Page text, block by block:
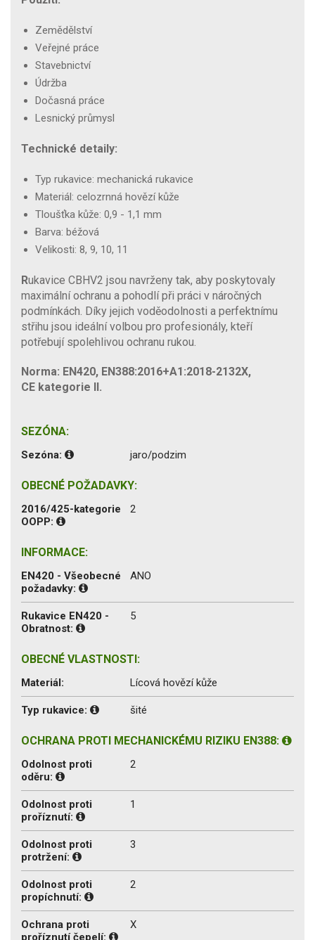
Zemědělství
Veřejné práce
Stavebnictví
Údržba
Dočasná práce
Lesnický průmysl
Technické detaily:
Typ rukavice: mechanická rukavice
Materiál: celozrnná hovězí kůže
Tloušťka kůže: 0,9 - 1,1 mm
Barva: béžová
Velikosti: 8, 9, 10, 11
Rukavice CBHV2 jsou navrženy tak, aby poskytovaly
maximální ochranu a pohodlí při práci v náročných
podmínkách. Díky jejich voděodolnosti a perfektnímu
střihu jsou ideální volbou pro profesionály, kteří
potřebují spolehlivou ochranu rukou.
Norma: EN420, EN388:2016+A1:2018-2132X,
CE kategorie II.
SEZÓNA:
Sezóna: jaro/podzim
OBECNÉ POŽADAVKY:
2016/425-kategorie
OOPP:
2
INFORMACE:
EN420 - Všeobecné
požadavky:
ANO
Rukavice EN420 -
Obratnost:
5
OBECNÉ VLASTNOSTI:
Materiál: Lícová hovězí kůže
Typ rukavice: šité
OCHRANA PROTI MECHANICKÉMU RIZIKU EN388:
Odolnost proti
oděru:
2
Odolnost proti
proříznutí:
1
Odolnost proti
protržení:
3
Odolnost proti
propíchnutí:
2
Ochrana proti
proříznutí čepelí:
X